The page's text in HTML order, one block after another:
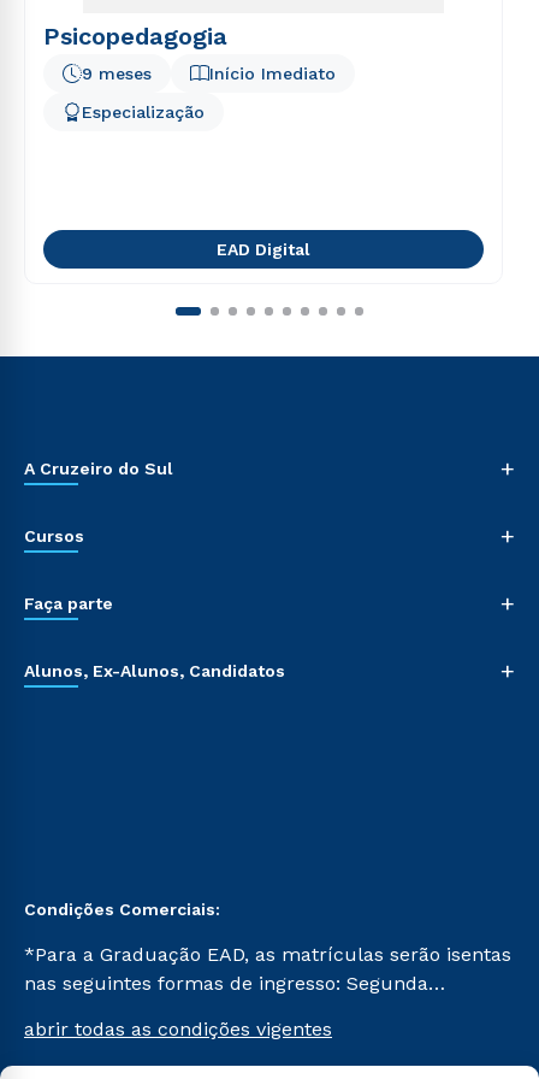
Psicopedagogia
Início Imediato
9 meses
Especialização
EAD Digital
A Cruzeiro do Sul +
Cursos +
Faça parte +
Alunos, Ex-Alunos, Candidatos +
Condições Comerciais:
*Para a Graduação EAD, as matrículas serão isentas
nas seguintes formas de ingresso: Segunda
Já para as demais, a taxa de matrícula será de R$
49. *Para a Pós-graduação EAD, as ofertas
abrir todas as condições vigentes